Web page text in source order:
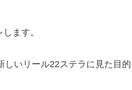
ます。
いリール22ステラに見た目